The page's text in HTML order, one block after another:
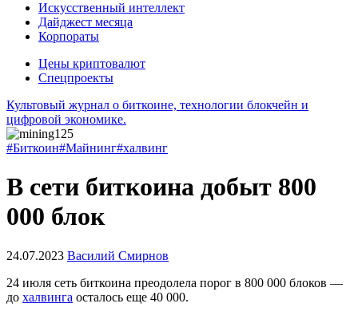
Искусственный интеллект
Дайджест месяца
Корпораты
Цены криптовалют
Спецпроекты
Культовый журнал о биткоине, технологии блокчейн и
цифровой экономике.
#Биткоин#Майнинг#халвинг
В сети биткоина добыт 800
000 блок
24.07.2023 Василий Смирнов
24 июля сеть биткоина преодолела порог в 800 000 блоков —
до халвинга осталось еще 40 000.